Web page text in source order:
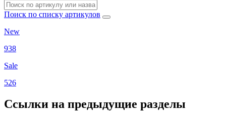
Поиск по списку артикулов
New
938
Sale
526
Ссылки на предыдущие разделы